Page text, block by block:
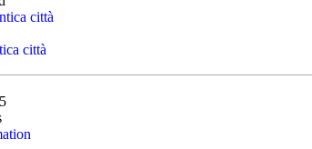
città
5